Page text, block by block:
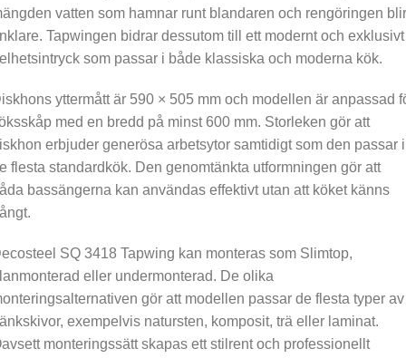
vatten som hamnar runt blandaren och rengöringen blir
Tapwingen bidrar dessutom till ett modernt och exklusivt
som passar i både klassiska och moderna kök.
yttermått är 590 × 505 mm och modellen är anpassad
med en bredd på minst 600 mm. Storleken gör att
erbjuder generösa arbetsytor samtidigt som den passar i
flesta standardkök. Den genomtänkta utformningen gör att
bassängerna kan användas effektivt utan att köket känns
SQ 3418 Tapwing kan monteras som Slimtop,
eller undermonterad. De olika
gör att modellen passar de flesta typer av
exempelvis natursten, komposit, trä eller laminat.
monteringssätt skapas ett stilrent och professionellt